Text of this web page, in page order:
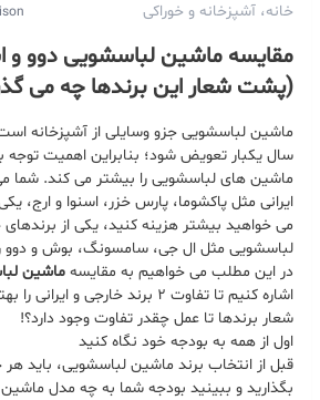
خانه، آشپزخانه و خوراکی
مقایسه ماشین لباسشویی دوو و
(پشت شعار این برندها چه می
ماشین لباسشویی جزو وسایلی از آشپزخانه
سال یکبار تعویض شود؛ بنابراین اهمیت توجه
ماشین های لباسشویی را بیشتر می کند. شما
ایرانی مثل پاکشوما، پارس خزر، اسنوا و ارج،
می خواهید بیشتر هزینه کنید، یکی از
لباسشویی مثل ال جی، سامسونگ، بوش و دوو
در این مطلب می خواهیم به مقایسه ماشین
اشاره کنیم تا تفاوت 2 برند خارجی و
شعار برندها تا عمل چقدر تفاوت وجود دارد؟!
اول از همه به بودجه خود نگاه کنید
قبل از انتخاب برند ماشین لباسشویی، باید
بگذارید و ببینید بودجه شما به چه مدل